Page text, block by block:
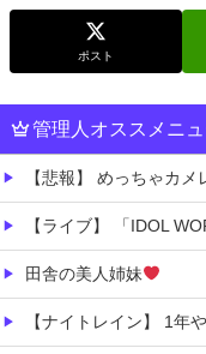
ポスト
管理人オススメニュ
【悲報】 めっちゃカメレオン
【ライブ】 「IDOL WORLD
田舎の美人姉妹
【ナイトレイン】 1年